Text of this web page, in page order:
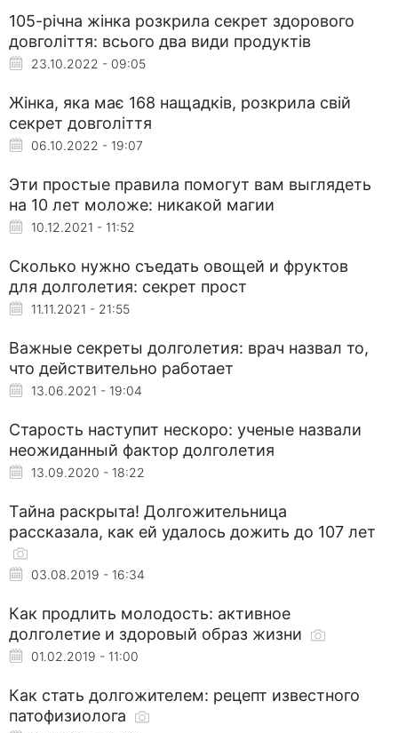
105-річна жінка розкрила секрет здорового
довголіття: всього два види продуктів
23.10.2022 - 09:05
Жінка, яка має 168 нащадків, розкрила свій
секрет довголіття
06.10.2022 - 19:07
Эти простые правила помогут вам выглядеть
на 10 лет моложе: никакой магии
10.12.2021 - 11:52
Сколько нужно съедать овощей и фруктов
для долголетия: секрет прост
11.11.2021 - 21:55
Важные секреты долголетия: врач назвал то,
что действительно работает
13.06.2021 - 19:04
Старость наступит нескоро: ученые назвали
неожиданный фактор долголетия
13.09.2020 - 18:22
Тайна раскрыта! Долгожительница
рассказала, как ей удалось дожить до 107 лет
03.08.2019 - 16:34
Как продлить молодость: активное
долголетие и здоровый образ жизни
01.02.2019 - 11:00
Как стать долгожителем: рецепт известного
патофизиолога